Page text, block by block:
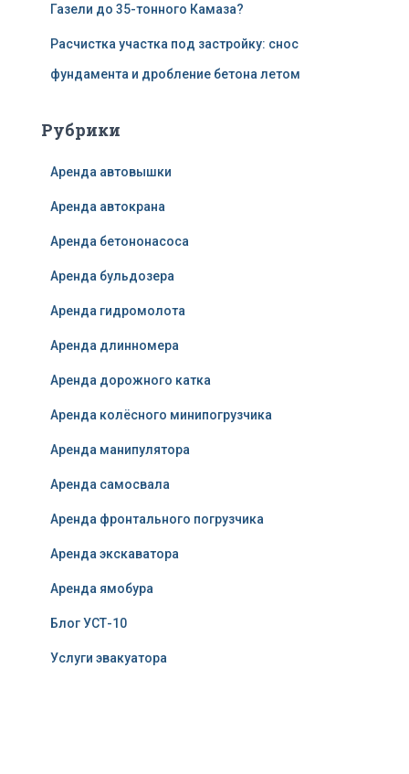
Газели до 35-тонного Камаза?
Расчистка участка под застройку: снос
фундамента и дробление бетона летом
Рубрики
Аренда автовышки
Аренда автокрана
Аренда бетононасоса
Аренда бульдозера
Аренда гидромолота
Аренда длинномера
Аренда дорожного катка
Аренда колёсного минипогрузчика
Аренда манипулятора
Аренда самосвала
Аренда фронтального погрузчика
Аренда экскаватора
Аренда ямобура
Блог УСТ-10
Услуги эвакуатора